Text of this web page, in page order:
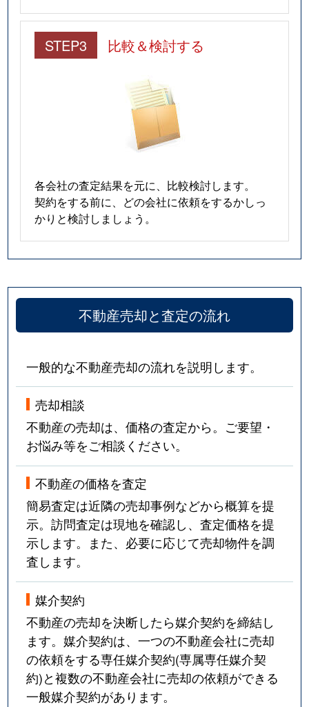
STEP3 比較＆検討する
各会社の査定結果を元に、比較検討します。
契約をする前に、どの会社に依頼をするかしっ
かりと検討しましょう。
不動産売却と査定の流れ
一般的な不動産売却の流れを説明します。
売却相談
不動産の売却は、価格の査定から。ご要望・
お悩み等をご相談ください。
不動産の価格を査定
簡易査定は近隣の売却事例などから概算を提
示。訪問査定は現地を確認し、査定価格を提
示します。また、必要に応じて売却物件を調
査します。
媒介契約
不動産の売却を決断したら媒介契約を締結し
ます。媒介契約は、一つの不動産会社に売却
の依頼をする専任媒介契約(専属専任媒介契
約)と複数の不動産会社に売却の依頼ができる
一般媒介契約があります。